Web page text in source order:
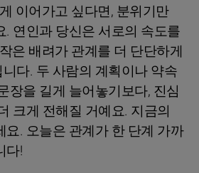
이어가고 싶다면, 분위기만
. 연인과 당신은 서로의 속도를
은 배려가 관계를 더 단단하게
다. 두 사람의 계획이나 약속
장을 길게 늘어놓기보다, 진심
크게 전해질 거예요. 지금의
요. 오늘은 관계가 한 단계 가까
다!